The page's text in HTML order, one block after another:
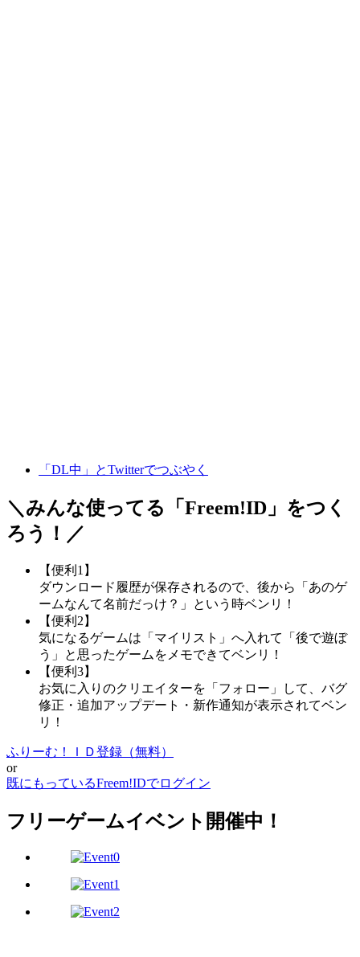
「DL中」とTwitterでつぶやく
＼みんな使ってる「 Freem!ID 」をつく
ろう！／
【便利1】
ダウンロード履歴が保存されるので、後から「あのゲ
ームなんて名前だっけ？」という時ベンリ！
【便利2】
気になるゲームは「マイリスト」へ入れて「後で遊ぼ
う」と思ったゲームをメモできてベンリ！
【便利3】
お気に入りのクリエイターを「フォロー」して、バグ
修正・追加アップデート・新作通知が表示されてベン
リ！
ふりーむ！ＩＤ登録（無料）
or
既にもっているFreem!IDでログイン
フリーゲームイベント開催中！